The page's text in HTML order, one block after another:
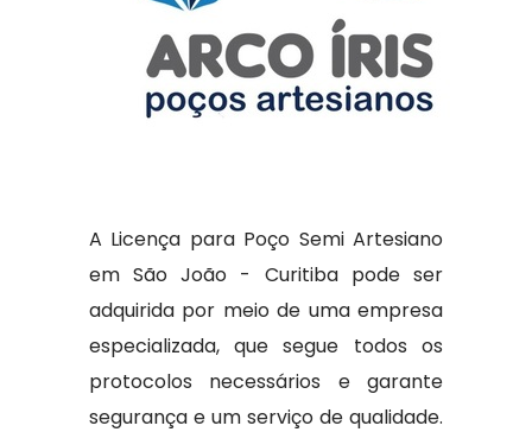
A Licença para Poço Semi Artesiano
em São João - Curitiba pode ser
adquirida por meio de uma empresa
especializada, que segue todos os
protocolos necessários e garante
segurança e um serviço de qualidade.